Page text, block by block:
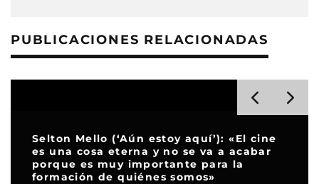
PUBLICACIONES RELACIONADAS
estoy aquí’): «El cine
y no se va a acabar
importante para la
somos»
Iker Arnaiz
a mí me habría
cuando